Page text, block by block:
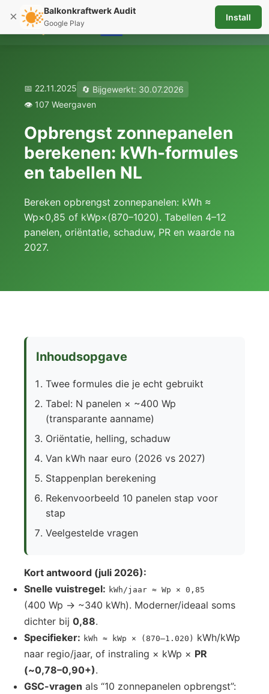
☰
📅 22.11.2025
🔄 Bijgewerkt: 30.07.2026
👁️ 107 Weergaven
Opbrengst zonnepanelen
berekenen: kWh-formules
en tabellen NL
Bereken opbrengst zonnepanelen: kWh ≈
Wp×0,85 of kWp×(870–1020). Tabellen 4–12
panelen, oriëntatie, schaduw, PR en waarde na
2027.
Inhoudsopgave
Twee formules die je echt gebruikt
Tabel: N panelen × ~400 Wp
(transparante aanname)
Oriëntatie, helling, schaduw
Van kWh naar euro (2026 vs 2027)
Stappenplan berekening
Rekenvoorbeeld 10 panelen stap voor
stap
Veelgestelde vragen
Kort antwoord (juli 2026):
Snelle vuistregel: kWh/jaar ≈ Wp × 0,85
(400 Wp → ~340 kWh). Moderner/ideaal soms
dichter bij 0,88.
Specifieker: kWh ≈ kWp × (870–1.020) kWh/kWp
naar regio/jaar, of instraling × kWp × PR
(~0,78–0,90+).
GSC-vragen als “10 zonnepanelen opbrengst”:
× Balkonkraftwerk Audit
Google Play
Install